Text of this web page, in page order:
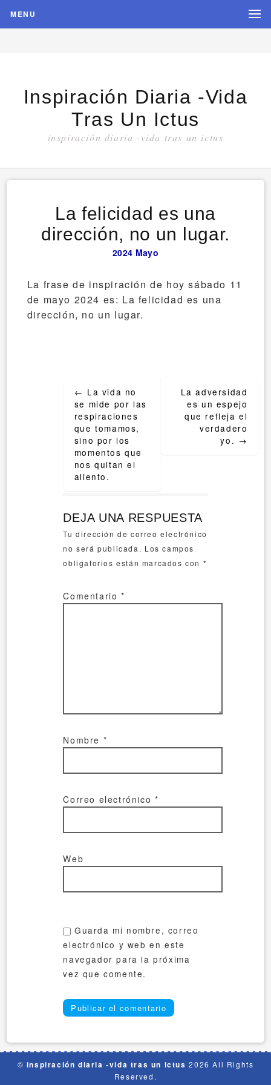
MENU
Inspiración Diaria -vida
Tras Un Ictus
inspiración diaria -vida tras un ictus
La felicidad es una
dirección, no un lugar.
2024 Mayo
La frase de inspiración de hoy sábado 11
de mayo 2024 es: La felicidad es una
dirección, no un lugar.
navigation
← La vida no
se mide por las
respiraciones
que tomamos,
sino por los
momentos que
nos quitan el
aliento.
La adversidad
es un espejo
que refleja el
verdadero
yo. →
DEJA UNA RESPUESTA
Tu dirección de correo electrónico
no será publicada. Los campos
obligatorios están marcados con *
Comentario*
Nombre *
Correo electrónico *
Web
Guarda mi nombre, correo
electrónico y web en este
navegador para la próxima
vez que comente.
© inspiración diaria -vida tras un ictus 2026 All Rights
Reserved.